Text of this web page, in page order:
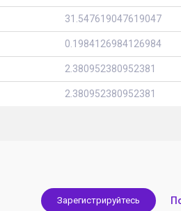
31.547619047619047
0.1984126984126984
2.380952380952381
2.380952380952381
Зарегистрируйтесь